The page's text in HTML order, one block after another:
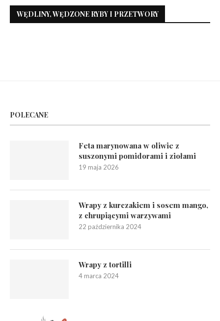
WĘDLINY, WĘDZONE RYBY I PRZETWORY
POLECANE
Feta marynowana w oliwie z
suszonymi pomidorami i ziołami
19 maja 2026
Wrapy z kurczakiem i sosem mango,
z chrupiącymi warzywami
22 października 2024
Wrapy z tortilli
4 marca 2024